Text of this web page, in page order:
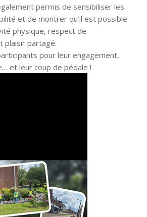
permis de sensibiliser les
et de montrer qu’il est possible
physique, respect de
plaisir partagé.
pour leur engagement,
et leur coup de pédale !